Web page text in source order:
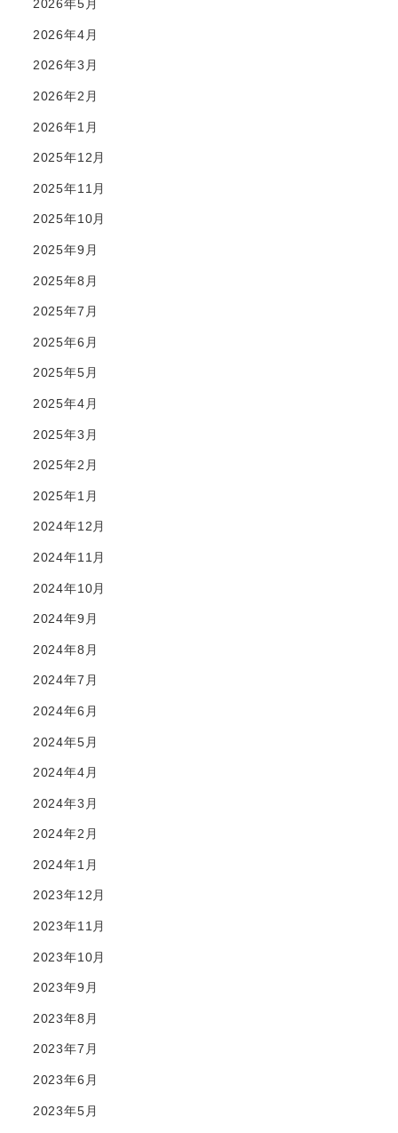
2026年5月
2026年4月
2026年3月
2026年2月
2026年1月
2025年12月
2025年11月
2025年10月
2025年9月
2025年8月
2025年7月
2025年6月
2025年5月
2025年4月
2025年3月
2025年2月
2025年1月
2024年12月
2024年11月
2024年10月
2024年9月
2024年8月
2024年7月
2024年6月
2024年5月
2024年4月
2024年3月
2024年2月
2024年1月
2023年12月
2023年11月
2023年10月
2023年9月
2023年8月
2023年7月
2023年6月
2023年5月